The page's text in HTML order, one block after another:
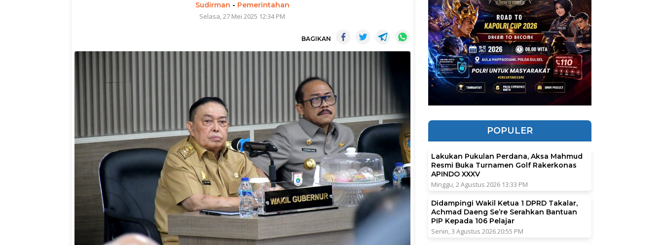
Sudirman - Pemerintahan
Selasa, 27 Mei 2025 12:34 PM
BAGIKAN
POPULER
Lakukan Pukulan Perdana, Aksa Mahmud
Resmi Buka Turnamen Golf Rakerkonas
APINDO XXXV
Minggu, 2 Agustus 2026 13:33 PM
Didampingi Wakil Ketua 1 DPRD Takalar,
Achmad Daeng Se’re Serahkan Bantuan
PIP Kepada 106 Pelajar
Senin, 3 Agustus 2026 20:55 PM